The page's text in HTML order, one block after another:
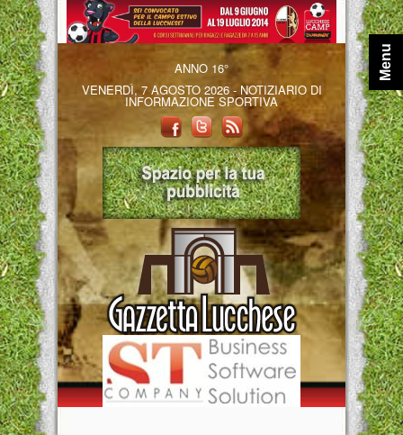
ANNO 16°
VENERDÌ, 7 AGOSTO 2026 - NOTIZIARIO DI
INFORMAZIONE SPORTIVA
Menu